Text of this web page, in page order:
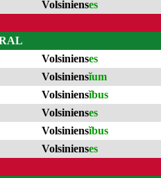
Volsinienses
Volsinienses
Volsiniensĭum
Volsiniensĭbus
Volsinienses
Volsiniensĭbus
Volsinienses